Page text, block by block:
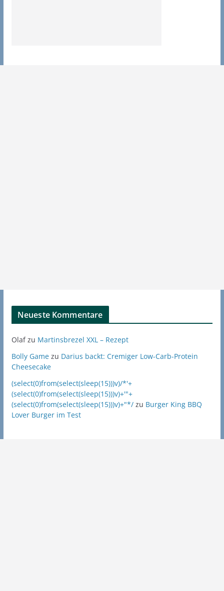
Neueste Kommentare
Olafzu Martinsbrezel XXL – Rezept
Bolly Gamezu Darius backt: Cremiger Low-Carb-Protein
Cheesecake
(select(0)from(select(sleep(15)))v)/*'+
(select(0)from(select(sleep(15)))v)+'"+
(select(0)from(select(sleep(15)))v)+"*/zu Burger King BBQ
Lover Burger im Test